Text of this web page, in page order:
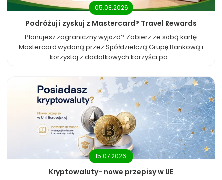
05.08.2026
Podróżuj i zyskuj z Mastercard® Travel Rewards
Planujesz zagraniczny wyjazd? Zabierz ze sobą kartę
Mastercard wydaną przez Spółdzielczą Grupę Bankową i
korzystaj z dodatkowych korzyści po...
15.07.2026
Kryptowaluty- nowe przepisy w UE